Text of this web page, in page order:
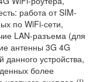
работа от SIM-
по WiFi-сети,
LAN-разъема (для
антенны 3G 4G
устройства,
более